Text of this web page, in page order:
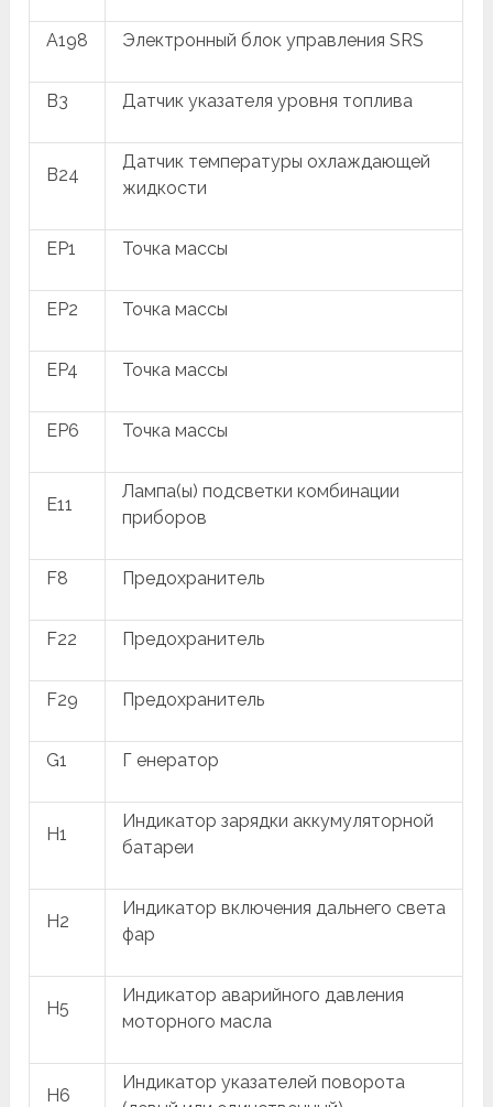
A198 Электронный блок управления SRS
B3 Датчик указателя уровня топлива
B24
Датчик температуры охлаждающей
жидкости
EP1 Точка массы
EP2 Точка массы
EP4 Точка массы
EP6 Точка массы
E11
Лампа(ы) подсветки комбинации
приборов
F8 Предохранитель
F22 Предохранитель
F29 Предохранитель
G1 Г енератор
H1
Индикатор зарядки аккумуляторной
батареи
H2
Индикатор включения дальнего света
фар
H5
Индикатор аварийного давления
моторного масла
H6
Индикатор указателей поворота